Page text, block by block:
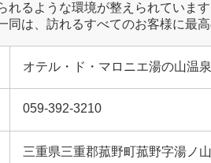
れるような環境が整えられていま
同は、訪れるすべてのお客様に最
オテル・ド・マロニエ湯の山温泉
059-392-3210
三重県三重郡菰野町菰野字湯ノ